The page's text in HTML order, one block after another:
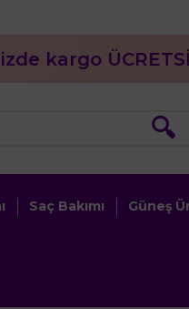
kargo
🔍
Saç Bakımı Güneş